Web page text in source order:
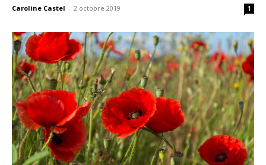
Caroline Castel - 2 octobre 2019 1